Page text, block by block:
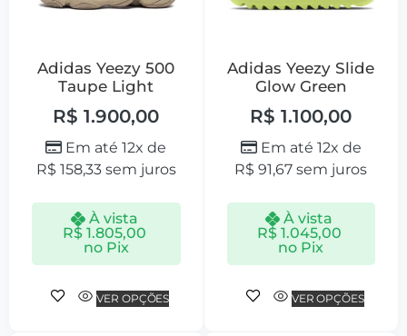
Adidas Yeezy 500
Taupe Light
R$ 1.900,00
Em até 12x de
R$ 158,33sem juros
À vista
R$1.805,00
no Pix
VER OPÇÕES
Adidas Yeezy Slide
Glow Green
R$ 1.100,00
Em até 12x de
R$ 91,67 sem juros
À vista
R$1.045,00
no Pix
VER OPÇÕES